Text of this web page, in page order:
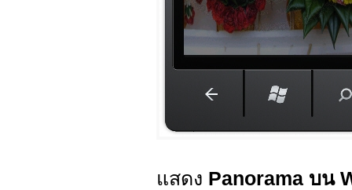
แสดง Panorama บน